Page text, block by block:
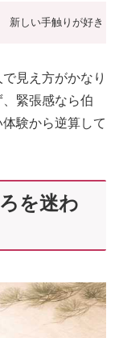
新しい手触りが好き
見え方がかなり
緊張感なら伯
験から逆算して
を迷わ